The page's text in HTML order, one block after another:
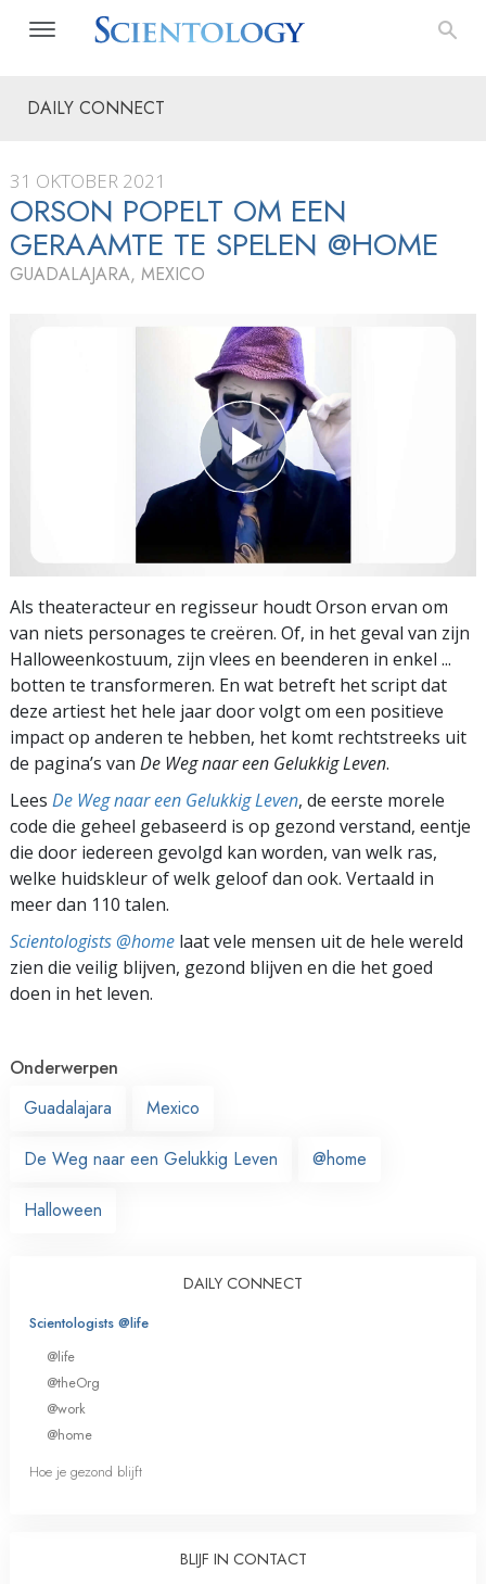
DAILY CONNECT
31 OKTOBER 2021
ORSON POPELT OM EEN
GERAAMTE TE SPELEN @HOME
GUADALAJARA, MEXICO
Als theateracteur en regisseur houdt Orson ervan om
van niets personages te creëren. Of, in het geval van zijn
Halloweenkostuum, zijn vlees en beenderen in enkel ...
botten te transformeren. En wat betreft het script dat
deze artiest het hele jaar door volgt om een positieve
impact op anderen te hebben, het komt rechtstreeks uit
de pagina’s van De Weg naar een Gelukkig Leven.
Lees De Weg naar een Gelukkig Leven, de eerste morele
code die geheel gebaseerd is op gezond verstand, eentje
die door iedereen gevolgd kan worden, van welk ras,
welke huidskleur of welk geloof dan ook. Vertaald in
meer dan 110 talen.
Scientologists @home laat vele mensen uit de hele wereld
zien die veilig blijven, gezond blijven en die het goed
doen in het leven.
Onderwerpen
Guadalajara
Mexico
De Weg naar een Gelukkig Leven @home
Halloween
DAILY CONNECT
Scientologists @life
@life
@theOrg
@work
@home
Hoe je gezond blijft
BLIJF IN CONTACT